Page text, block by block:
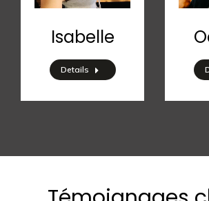
Isabelle
Details